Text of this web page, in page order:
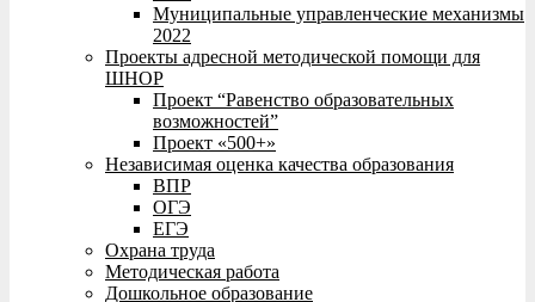
Муниципальные управленческие механизмы
2022
Проекты адресной методической помощи для
ШНОР
Проект “Равенство образовательных
возможностей”
Проект «500+»
Независимая оценка качества образования
ВПР
ОГЭ
ЕГЭ
Охрана труда
Методическая работа
Дошкольное образование